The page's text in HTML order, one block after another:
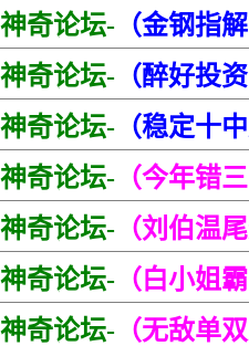
奇论坛- （金钢指
奇论坛- （醉好投
奇论坛- （稳定十
奇论坛- （今年错
奇论坛- （刘伯温
奇论坛- （白小姐
奇论坛- （无敌单